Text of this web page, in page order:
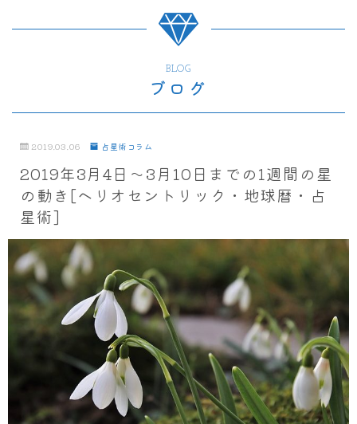
BLOG
ブログ
2019.03.06 占星術コラム
2019年3月4日～3月10日までの1週間の星
の動き[ヘリオセントリック・地球暦・占
星術]